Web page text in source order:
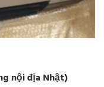
nội địa Nhật)